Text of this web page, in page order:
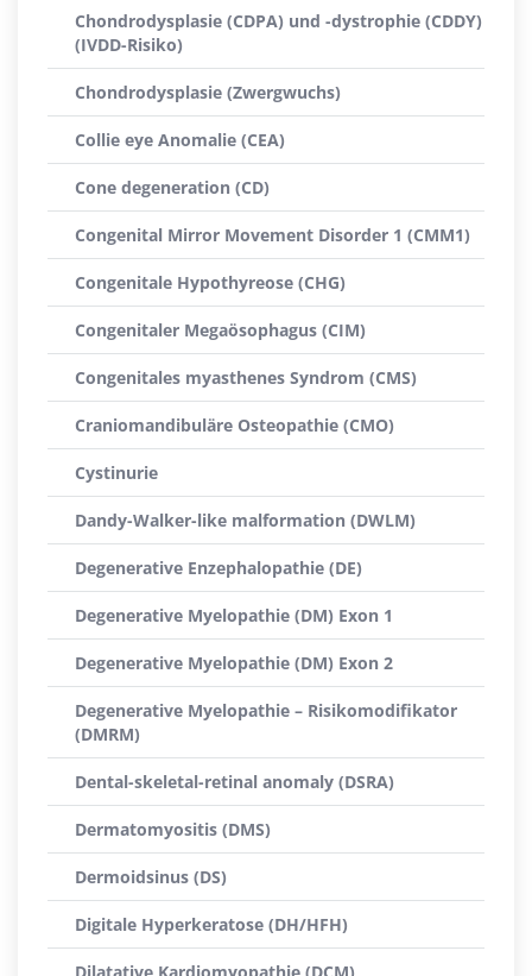
Chondrodysplasie (CDPA) und -dystrophie (CDDY)
(IVDD-Risiko)
Chondrodysplasie (Zwergwuchs)
Collie eye Anomalie (CEA)
Cone degeneration (CD)
Congenital Mirror Movement Disorder 1 (CMM1)
Congenitale Hypothyreose (CHG)
Congenitaler Megaösophagus (CIM)
Congenitales myasthenes Syndrom (CMS)
Craniomandibuläre Osteopathie (CMO)
Cystinurie
Dandy-Walker-like malformation (DWLM)
Degenerative Enzephalopathie (DE)
Degenerative Myelopathie (DM) Exon 1
Degenerative Myelopathie (DM) Exon 2
Degenerative Myelopathie – Risikomodifikator
(DMRM)
Dental-skeletal-retinal anomaly (DSRA)
Dermatomyositis (DMS)
Dermoidsinus (DS)
Digitale Hyperkeratose (DH/HFH)